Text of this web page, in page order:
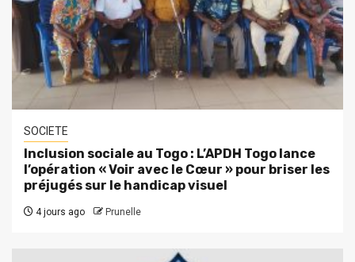
SOCIETE
Inclusion sociale au Togo : L’APDH Togo lance
l’opération « Voir avec le Cœur » pour briser les
préjugés sur le handicap visuel
4 jours ago Prunelle